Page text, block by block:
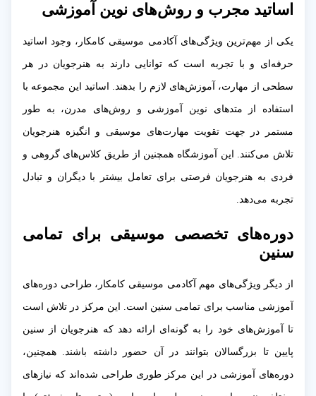
اساتید مجرب و روش‌های نوین آموزشی
یکی از مهم‌ترین ویژگی‌های آکادمی موسیقی کامکار، وجود اساتید
حرفه‌ای و با تجربه است که توانایی دارند به هنرجویان در هر
سطحی از مهارت، آموزش‌های لازم را بدهند. اساتید این مجموعه با
استفاده از متدهای نوین آموزشی و روش‌های مدرن، به طور
مستمر در جهت تقویت مهارت‌های موسیقی و انگیزه هنرجویان
تلاش می‌کنند. این آموزشگاه همچنین از طریق کلاس‌های گروهی و
فردی به هنرجویان فرصتی برای تعامل بیشتر با دیگران و تبادل
تجربه می‌دهد.
دوره‌های تخصصی موسیقی برای تمامی
سنین
از دیگر ویژگی‌های مهم آکادمی موسیقی کامکار، طراحی دوره‌های
آموزشی مناسب برای تمامی سنین است. این مرکز در تلاش است
تا آموزش‌های خود را به گونه‌ای ارائه دهد که هنرجویان از سنین
پایین تا بزرگسالان بتوانند در آن حضور داشته باشند. همچنین،
دوره‌های آموزشی در این مرکز طوری طراحی شده‌اند که نیازهای